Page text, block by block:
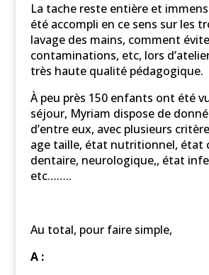
La tache reste entière et
été accompli en ce sens sur les
lavage des mains, comment
contaminations, etc, lors
très haute qualité pédagogique.
À peu près 150 enfants ont été
séjour, Myriam dispose de
d’entre eux, avec plusieurs
age taille, état nutritionnel, état
dentaire, neurologique,, état
etc……..
Au total, pour faire simple,
A :